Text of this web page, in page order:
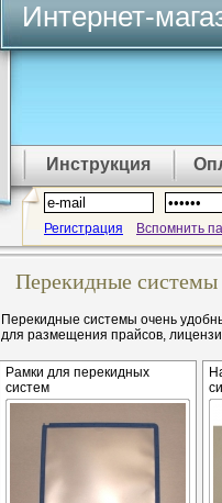
Интернет-
Инструкция
Регистрация Вспомнить
Перекидные системы
Перекидные системы очень
для размещения прайсов,
Рамки для перекидных
систем